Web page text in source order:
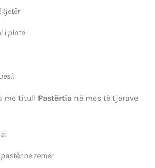
tjetër
i plotë
me titull Pastërtia në mes të tjerave
në zemër